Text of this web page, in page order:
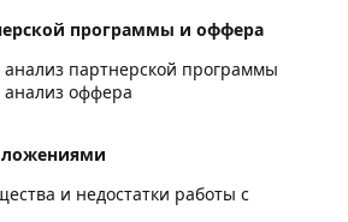
программы и оффера
партнерской программы
оффера
и недостатки работы с